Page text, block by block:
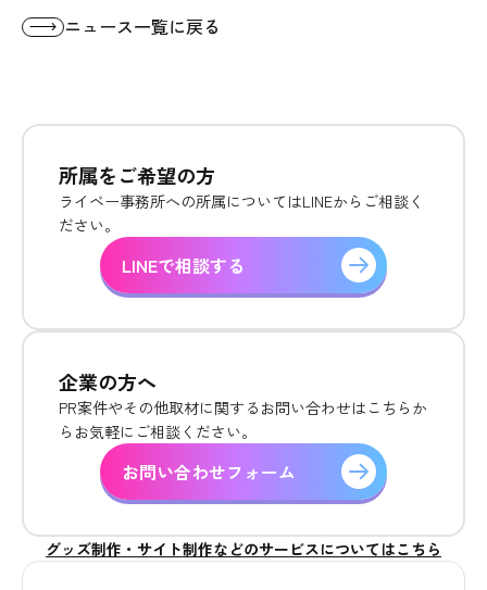
ニュース一覧に戻る
所属をご希望の方
ライベー事務所への所属についてはLINEからご相談く
ださい。
LINEで相談する
企業の方へ
PR案件やその他取材に関するお問い合わせはこちらか
らお気軽にご相談ください。
お問い合わせフォーム
グッズ制作・サイト制作などのサービスについてはこちら